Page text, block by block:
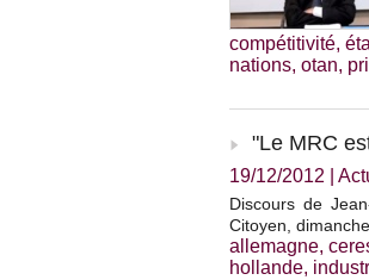
compétitivité,
nations, otan,
"Le MRC
19/12/2012
Discours de
Citoyen,
allemagne,
hollande,